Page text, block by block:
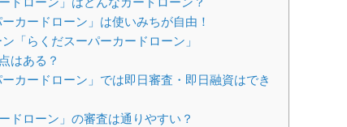
カードローン」は使いみちが自由！
「らくだスーパーカードローン」
はある？
カードローン」では即日審査・即日融資はでき
ドローン」の審査は通りやすい？